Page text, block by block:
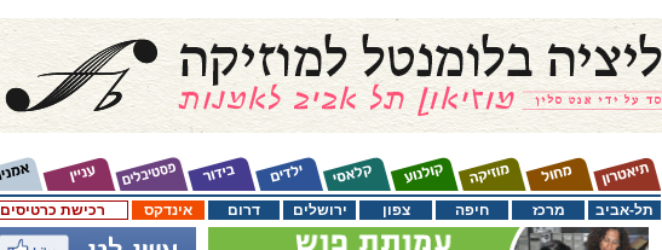
רכישת כרטיסים אינדקס דרום ירושלים צפון חיפה מרכז תל-אביב